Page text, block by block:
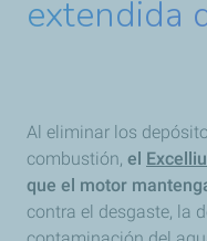
extendida
Al eliminar los
combustión, el
que el motor
contra el desgaste, la